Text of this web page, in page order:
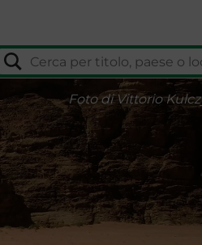
Foto di Vittorio